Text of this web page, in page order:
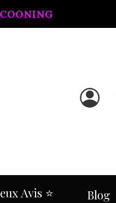
Avis ⭐​ Blog